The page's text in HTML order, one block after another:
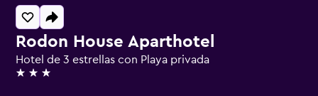
Rodon House Aparthotel
Hotel de 3 estrellas con Playa privada
3 estrellas